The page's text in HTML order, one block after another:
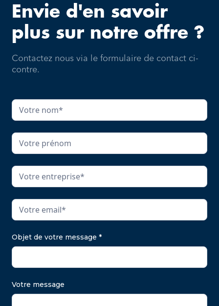
Envie d'en savoir
plus sur notre offre ?
Contactez nous via le formulaire de contact ci-
contre.
Objet de votre message *
Votre message